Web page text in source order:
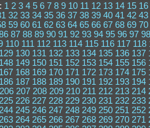
1 2 3 4 5 6 7 8 9 10 11 12 13 14 15 16
32 33 34 35 36 37 38 39 40 41 42 43
59 60 61 62 63 64 65 66 67 68 69 70
87 88 89 90 91 92 93 94 95 96 97 98
110 111 112 113 114 115 116 117 118
129 130 131 132 133 134 135 136 137
148 149 150 151 152 153 154 155 156
167 168 169 170 171 172 173 174 175
186 187 188 189 190 191 192 193 194
206 207 208 209 210 211 212 213 214
225 226 227 228 229 230 231 232 233
244 245 246 247 248 249 250 251 252
263 264 265 266 267 268 269 270 271